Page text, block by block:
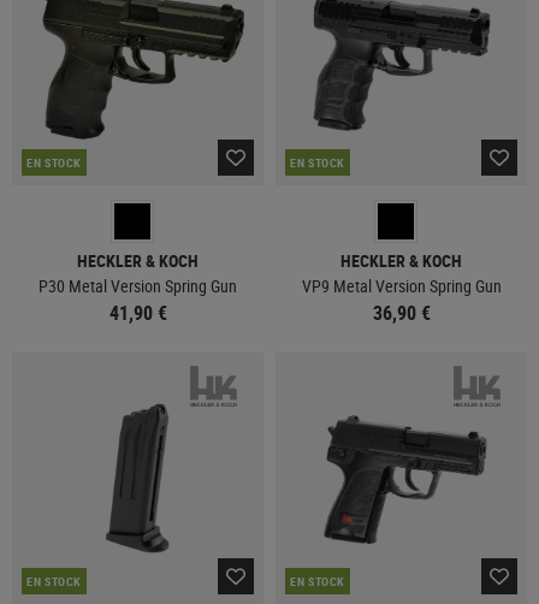
EN STOCK
HECKLER & KOCH
P30 Metal Version Spring Gun
41,90 €
EN STOCK
HECKLER & KOCH
VP9 Metal Version Spring Gun
36,90 €
EN STOCK EN STOCK